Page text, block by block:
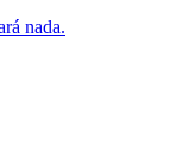
nada.